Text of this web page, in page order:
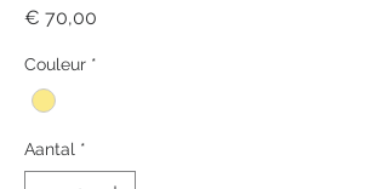
€ 70,00
Couleur *
Aantal *